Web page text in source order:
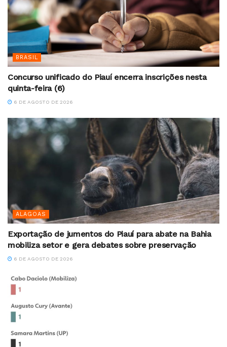
BRASIL
Concurso unificado do Piauí encerra inscrições nesta
quinta-feira (6)
6 DE AGOSTO DE 2026
ALAGOAS
Exportação de jumentos do Piauí para abate na Bahia
mobiliza setor e gera debates sobre preservação
6 DE AGOSTO DE 2026